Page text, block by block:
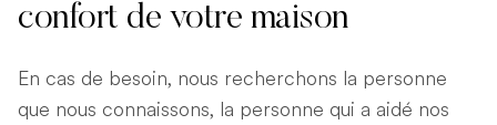
confort de votre maison
En cas de besoin, nous recherchons la personne
que nous connaissons, la personne qui a aidé nos